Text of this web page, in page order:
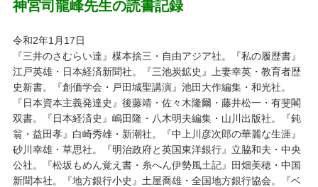
神宮司龍峰先生の読書記録
令和2年1月17日
『三井のさむらい達』楳本捨三・自由アジア社。『私の履歴書』
江戸英雄・日本経済新聞社。『三池炭鉱史』上妻幸英・教育者歴
史新書。『創価学会・戸田城聖講演』池田大作編集・和光社。
『日本資本主義発達史』後藤靖・佐々木隆爾・藤井松一・有斐閣
双書。『日本経済史』嶋田隆・八木明夫編集・山川出版社。『鈍
翁・益田孝』白崎秀雄・新潮社。『中上川彦次郎の華麗な生涯』
砂川幸雄・草思社。『明治政府と英国東洋銀行』立脇和夫・中央
公社。『松坂もめん覚え書・糸へん伊勢風土記』田畑美穂・中国
新聞本社。『地方銀行小史』土屋喬雄・全国地方銀行協会。『ベ